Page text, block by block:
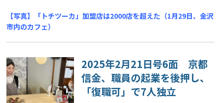
【写真】「トチツーカ」加盟店は2000店を超えた（1月29日、金沢
市内のカフェ）
2025年2月21日号6面 京都
信金、職員の起業を後押し、
「復職可」で7人独立